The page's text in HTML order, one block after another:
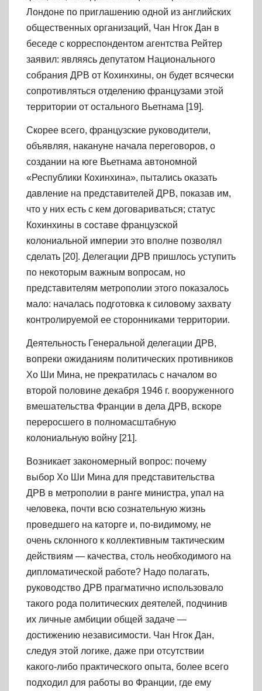
Лондоне по приглашению одной из английских
общественных организаций, Чан Нгок Дан в
беседе с корреспондентом агентства Рейтер
заявил: являясь депутатом Национального
собрания ДРВ от Кохинхины, он будет всячески
сопротивляться отделению французами этой
территории от остального Вьетнама [19].
Скорее всего, французские руководители,
объявляя, накануне начала переговоров, о
создании на юге Вьетнама автономной
«Республики Кохинхина», пытались оказать
давление на представителей ДРВ, показав им,
что у них есть с кем договариваться; статус
Кохинхины в составе французской
колониальной империи это вполне позволял
сделать [20]. Делегации ДРВ пришлось уступить
по некоторым важным вопросам, но
представителям метрополии этого показалось
мало: началась подготовка к силовому захвату
контролируемой ее сторонниками территории.
Деятельность Генеральной делегации ДРВ,
вопреки ожиданиям политических противников
Хо Ши Мина, не прекратилась с началом во
второй половине декабря 1946 г. вооруженного
вмешательства Франции в дела ДРВ, вскоре
переросшего в полномасштабную
колониальную войну [21].
Возникает закономерный вопрос: почему
выбор Хо Ши Мина для представительства
ДРВ в метрополии в ранге министра, упал на
человека, почти всю сознательную жизнь
проведшего на каторге и, по-видимому, не
очень склонного к коллективным тактическим
действиям — качества, столь необходимого на
дипломатической работе? Надо полагать,
руководство ДРВ прагматично использовало
такого рода политических деятелей, подчинив
их личные амбиции общей задаче —
достижению независимости. Чан Нгок Дан,
следуя этой логике, даже при отсутствии
какого-либо практического опыта, более всего
подходил для работы во Франции, где ему